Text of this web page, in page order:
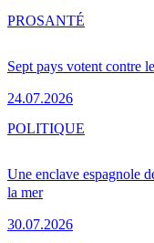
Sept pays votent contre
24.07.2026
PROSANTÉ
Une enclave espagnole
la mer
30.07.2026
POLITIQUE